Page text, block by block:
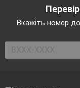
Вкажіть номер